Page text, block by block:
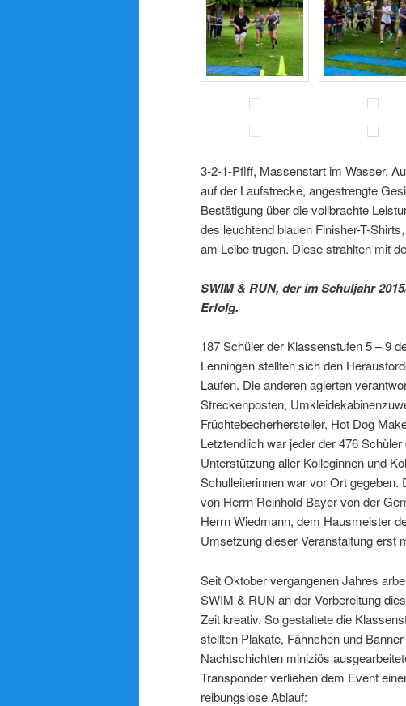
3-2-1-Pfiff, Massenstart im Wasser,
auf der Laufstrecke, angestrengte
Bestätigung über die vollbrachte
des leuchtend blauen Finisher-T-
am Leibe trugen. Diese strahlten mit
SWIM & RUN, der im Schuljahr
Erfolg.
187 Schüler der Klassenstufen 5 – 9
Lenningen stellten sich den
Laufen. Die anderen agierten
Streckenposten,
Früchtebecherhersteller, Hot Dog
Letztendlich war jeder der 476
Unterstützung aller Kolleginnen und
Schulleiterinnen war vor Ort
von Herrn Reinhold Bayer von der
Herrn Wiedmann, dem Hausmeister
Umsetzung dieser Veranstaltung erst
Seit Oktober vergangenen Jahres
SWIM & RUN an der Vorbereitung
Zeit kreativ. So gestaltete die
stellten Plakate, Fähnchen
Nachtschichten miniziös
Transponder verliehen dem Event
reibungslose